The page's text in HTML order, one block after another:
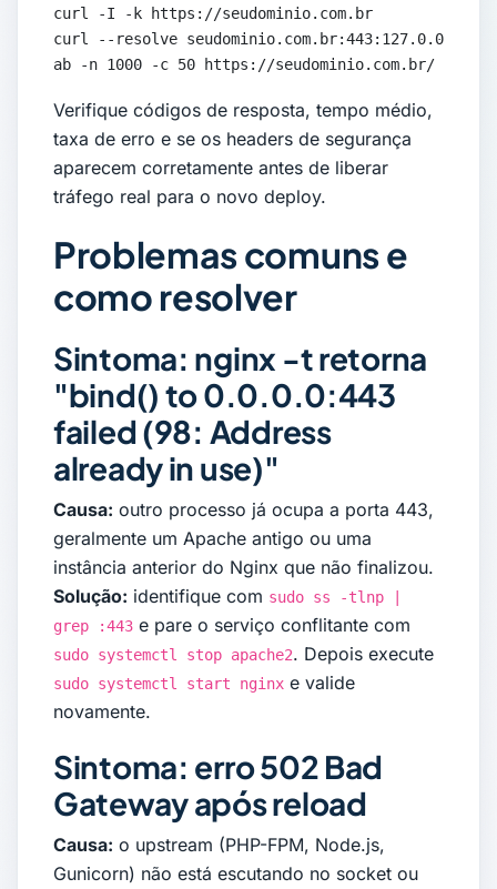
curl -I -k https://seudominio.com.br
curl --resolve seudominio.com.br:443:127.0.0.1
ab -n 1000 -c 50 https://seudominio.com.br/
Verifique códigos de resposta, tempo médio,
taxa de erro e se os headers de segurança
aparecem corretamente antes de liberar
tráfego real para o novo deploy.
Problemas comuns e
como resolver
Sintoma: nginx -t retorna
"bind() to 0.0.0.0:443
failed (98: Address
already in use)"
Causa: outro processo já ocupa a porta 443,
geralmente um Apache antigo ou uma
instância anterior do Nginx que não finalizou.
Solução: identifique com sudo ss -tlnp |
grep :443 e pare o serviço conflitante com
sudo systemctl stop apache2. Depois execute
sudo systemctl start nginx e valide
novamente.
Sintoma: erro 502 Bad
Gateway após reload
Causa: o upstream (PHP-FPM, Node.js,
Gunicorn) não está escutando no socket ou